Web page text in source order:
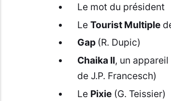
Le mot du président
Le Tourist Multiple
Gap (R. Dupic)
Chaika II, un
de J.P. Francesch)
Le Pixie(G. Teissier)